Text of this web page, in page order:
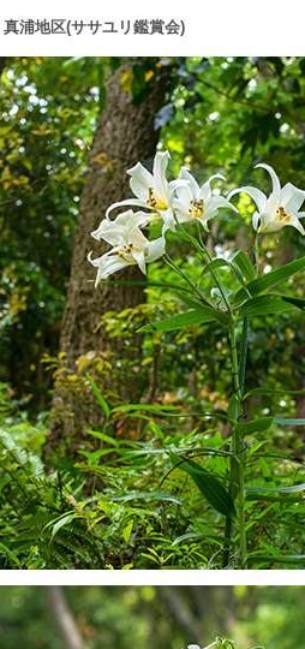
浦地区(ササユリ鑑賞会)